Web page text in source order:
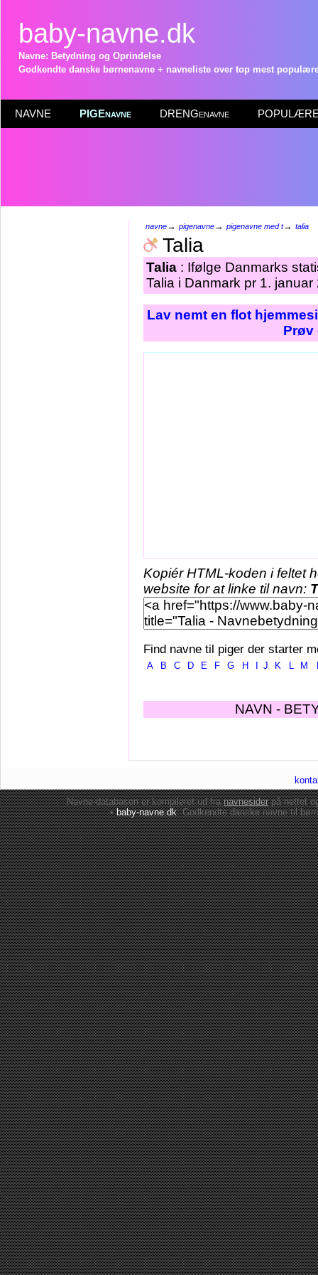
baby-navne.dk
Navne: Betydning og Oprindelse
Godkendte danske børnenavne + navneliste over top mest
NAVNE PIGEnavne DRENGenavne POPULÆRE
navne→ pigenavne→ pigenavne med t→ talia
Talia
Talia : Ifølge Danmarks
Talia i Danmark pr 1. januar
Lav nemt en flot
Prøv
Kopiér HTML-koden i feltet
website for at linke til navn:
Find navne til piger der starter
A B C D E F G H J K L M
NAVN -
Navne-databasen er kompileret ud franavnesiderpå nettet
•baby-navne.dk: Godkendte danskenavne til børn